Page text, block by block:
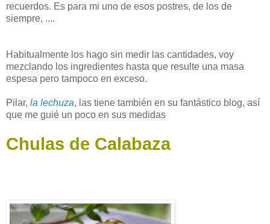
recuerdos. Es para mi uno de esos postres, de los de
siempre, ....
Habitualmente los hago sin medir las cantidades, voy
mezclando los ingredientes hasta que resulte una masa
espesa pero tampoco en exceso.
Pilar, la lechuza, las tiene también en su fantástico blog, así
que me guié un poco en sus medidas
Chulas de Calabaza